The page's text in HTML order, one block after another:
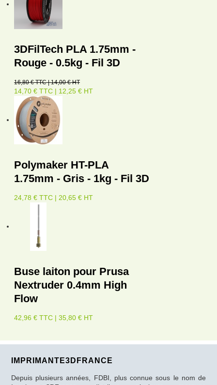
3DFilTech PLA 1.75mm -
Rouge - 0.5kg - Fil 3D
16,80 € TTC | 14,00 € HT
14,70 € TTC | 12,25 € HT
Polymaker HT-PLA
1.75mm - Gris - 1kg - Fil 3D
24,78 € TTC | 20,65 € HT
Buse laiton pour Prusa
Nextruder 0.4mm High
Flow
42,96 € TTC | 35,80 € HT
IMPRIMANTE3DFRANCE
Depuis plusieurs années, FDBI, plus connue sous le nom de